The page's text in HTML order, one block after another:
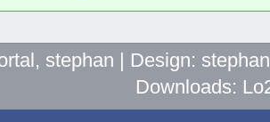
stephan | Design:
Downloads: